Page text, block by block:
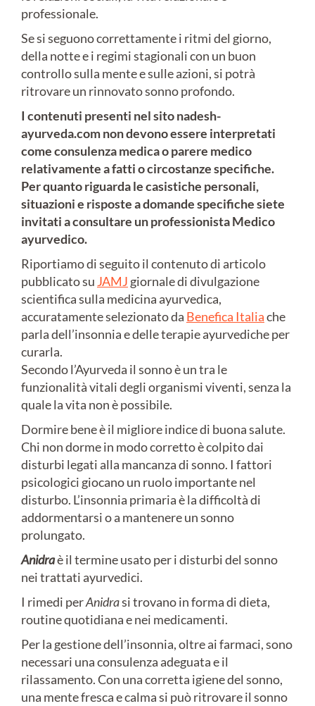
professionale.
Se si seguono correttamente i ritmi del giorno,
della notte e i regimi stagionali con un buon
controllo sulla mente e sulle azioni, si potrà
ritrovare un rinnovato sonno profondo.
I contenuti presenti nel sito nadesh-
ayurveda.com non devono essere interpretati
come consulenza medica o parere medico
relativamente a fatti o circostanze specifiche.
Per quanto riguarda le casistiche personali,
situazioni e risposte a domande specifiche siete
invitati a consultare un professionista Medico
ayurvedico.
Riportiamo di seguito il contenuto di articolo
pubblicato su JAMJ giornale di divulgazione
scientifica sulla medicina ayurvedica,
accuratamente selezionato da Benefica Italiache
parla dell’insonnia e delle terapie ayurvediche per
curarla.
Secondo l’Ayurveda il sonno è un tra le
funzionalità vitali degli organismi viventi, senza la
quale la vita non è possibile.
Dormire bene è il migliore indice di buona salute.
Chi non dorme in modo corretto è colpito dai
disturbi legati alla mancanza di sonno. I fattori
psicologici giocano un ruolo importante nel
disturbo. L’insonnia primaria è la difficoltà di
addormentarsi o a mantenere un sonno
prolungato.
Anidraè il termine usato per i disturbi del sonno
nei trattati ayurvedici.
I rimedi perAnidrasi trovano in forma di dieta,
routine quotidiana e nei medicamenti.
Per la gestione dell’insonnia, oltre ai farmaci, sono
necessari una consulenza adeguata e il
rilassamento. Con una corretta igiene del sonno,
una mente fresca e calma si può ritrovare il sonno